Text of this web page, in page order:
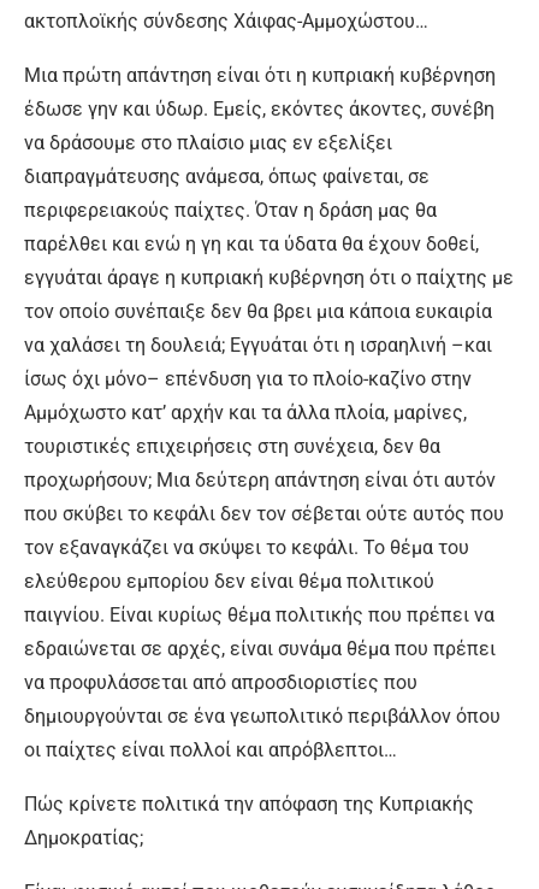
ακτοπλοϊκής σύνδεσης Χάιφας-Αμμοχώστου…
Μια πρώτη απάντηση είναι ότι η κυπριακή κυβέρνηση
έδωσε γην και ύδωρ. Εμείς, εκόντες άκοντες, συνέβη
να δράσουμε στο πλαίσιο μιας εν εξελίξει
διαπραγμάτευσης ανάμεσα, όπως φαίνεται, σε
περιφερειακούς παίχτες. Όταν η δράση μας θα
παρέλθει και ενώ η γη και τα ύδατα θα έχουν δοθεί,
εγγυάται άραγε η κυπριακή κυβέρνηση ότι ο παίχτης με
τον οποίο συνέπαιξε δεν θα βρει μια κάποια ευκαιρία
να χαλάσει τη δουλειά; Εγγυάται ότι η ισραηλινή –και
ίσως όχι μόνο– επένδυση για το πλοίο-καζίνο στην
Αμμόχωστο κατ’ αρχήν και τα άλλα πλοία, μαρίνες,
τουριστικές επιχειρήσεις στη συνέχεια, δεν θα
προχωρήσουν; Μια δεύτερη απάντηση είναι ότι αυτόν
που σκύβει το κεφάλι δεν τον σέβεται ούτε αυτός που
τον εξαναγκάζει να σκύψει το κεφάλι. Το θέμα του
ελεύθερου εμπορίου δεν είναι θέμα πολιτικού
παιγνίου. Είναι κυρίως θέμα πολιτικής που πρέπει να
εδραιώνεται σε αρχές, είναι συνάμα θέμα που πρέπει
να προφυλάσσεται από απροσδιοριστίες που
δημιουργούνται σε ένα γεωπολιτικό περιβάλλον όπου
οι παίχτες είναι πολλοί και απρόβλεπτοι…
Πώς κρίνετε πολιτικά την απόφαση της Κυπριακής
Δημοκρατίας;